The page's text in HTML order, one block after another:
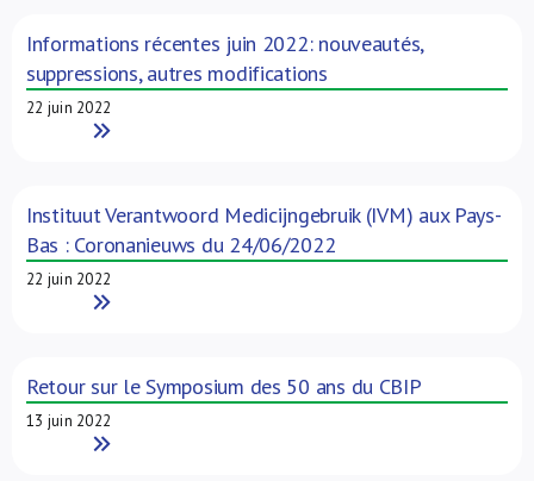
Informations récentes juin 2022: nouveautés,
suppressions, autres modifications
22 juin 2022
Read More
Instituut Verantwoord Medicijngebruik (IVM) aux Pays-
Bas : Coronanieuws du 24/06/2022
22 juin 2022
Read More
Retour sur le Symposium des 50 ans du CBIP
13 juin 2022
Read More